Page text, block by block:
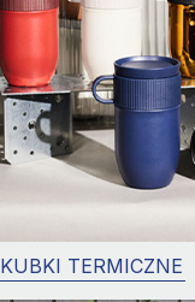
KUBKI TERMICZNE